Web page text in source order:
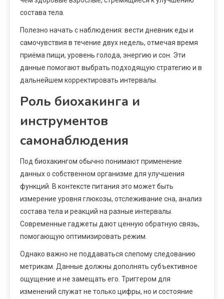
состава тела.
Полезно начать с наблюдения: вести дневник еды и
самочувствия в течение двух недель, отмечая время
приёма пищи, уровень голода, энергию и сон. Эти
данные помогают выбрать подходящую стратегию и в
дальнейшем корректировать интервалы.
Роль биохакинга и
инструментов
самонаблюдения
Под биохакингом обычно понимают применение
данных о собственном организме для улучшения
функций. В контексте питания это может быть
измерение уровня глюкозы, отслеживание сна, анализ
состава тела и реакций на разные интервалы.
Современные гаджеты дают ценную обратную связь,
помогающую оптимизировать режим.
Однако важно не поддаваться слепому следованию
метрикам. Данные должны дополнять субъективное
ощущение и не замещать его. Триггером для
изменений служат не только цифры, но и состояние